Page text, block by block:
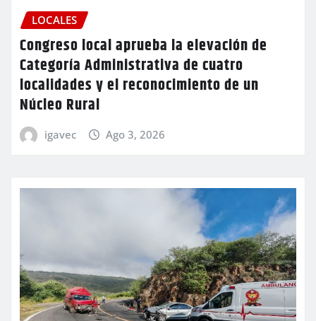
LOCALES
Congreso local aprueba la elevación de
Categoría Administrativa de cuatro
localidades y el reconocimiento de un
Núcleo Rural
igavec Ago 3, 2026